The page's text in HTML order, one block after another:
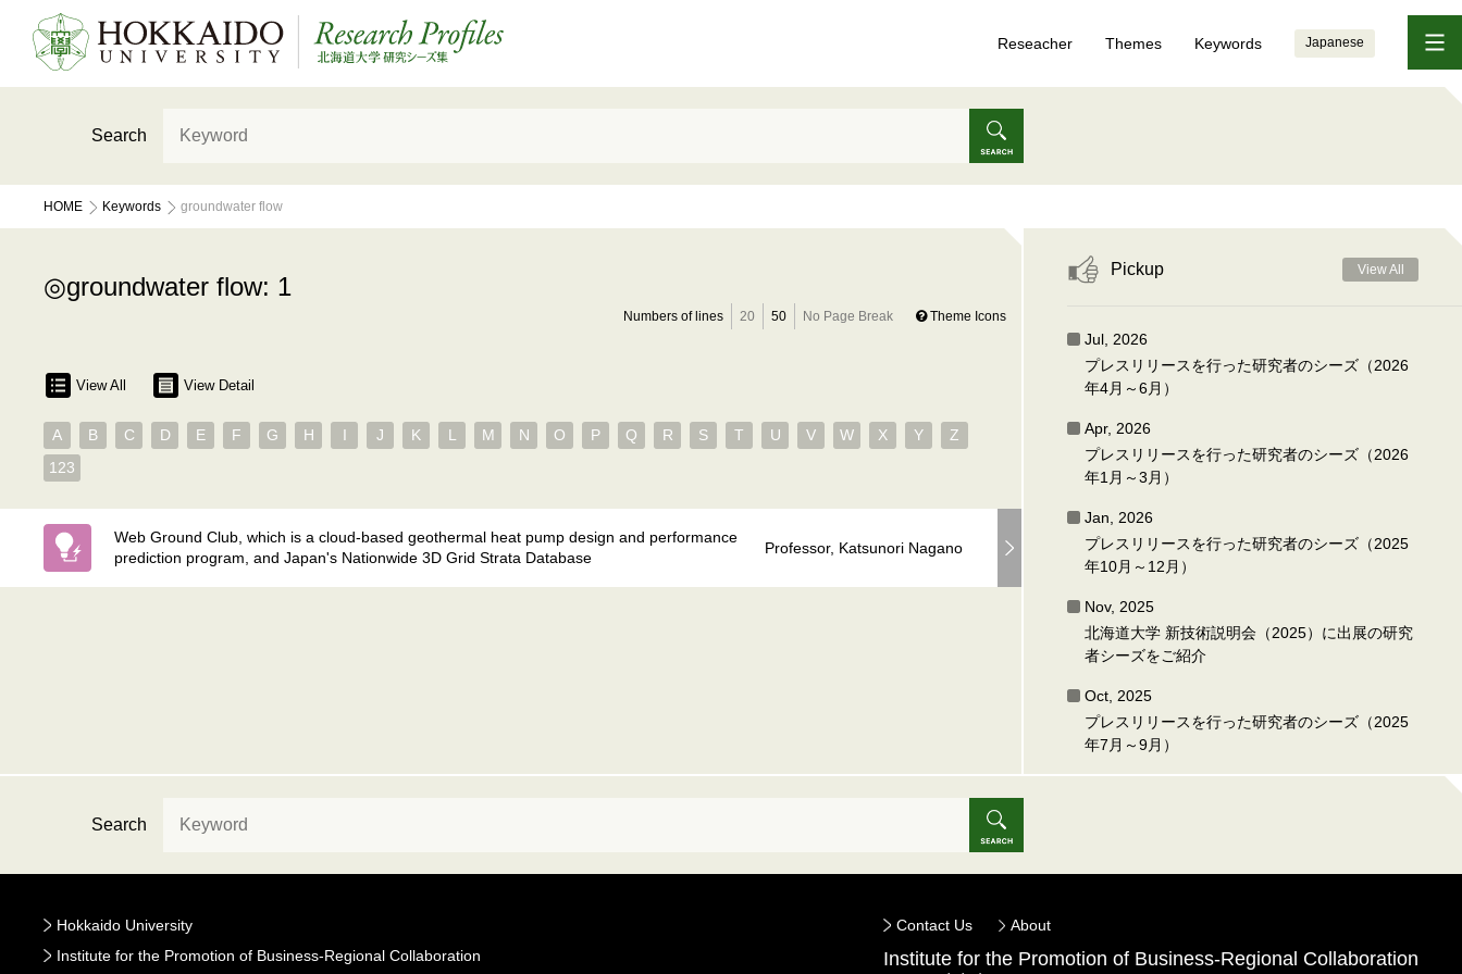
Reseacher Themes Keywords Japanese
Search
HOME Keywords groundwater flow
groundwater flow: 1
Numbers of lines 20 50 No Page Break Theme Icons
View All View Detail
A B C D E F G H I J K L M N O P Q R S T U V W X Y
Z
123
Web Ground Club, which is a cloud-based geothermal heat pump design and performance
prediction program, and Japan's Nationwide 3D Grid Strata Database
Professor, Katsunori Nagano
Pickup View All
Jul, 2026
プレスリリースを行った研究者のシーズ（2026
年4月～6月）
Apr, 2026
プレスリリースを行った研究者のシーズ（2026
年1月～3月）
Jan, 2026
プレスリリースを行った研究者のシーズ（2025
年10月～12月）
Nov, 2025
北海道大学 新技術説明会（2025）に出展の研究
者シーズをご紹介
Oct, 2025
プレスリリースを行った研究者のシーズ（2025
年7月～9月）
Search
Hokkaido University
Institute for the Promotion of Business-Regional Collaboration
Contact Us About
Institute for the Promotion of Business-Regional Collaboration